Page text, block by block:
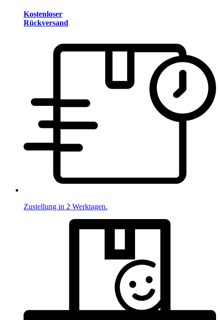
Kostenloser
Rückversand
Zustellung in 2 Werktagen.